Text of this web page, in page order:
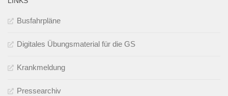
Busfahrpläne
Digitales Übungsmaterial für die GS
Krankmeldung
Pressearchiv